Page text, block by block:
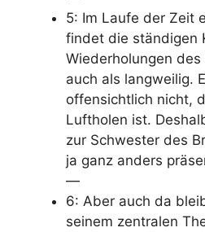
5: Im Laufe der Zeit
findet die ständigen
Wiederholungen des
auch als langweilig.
offensichtlich nicht,
Luftholen ist.
zur Schwester des
ja ganz anders
—
6: Aber auch da
seinem zentralen